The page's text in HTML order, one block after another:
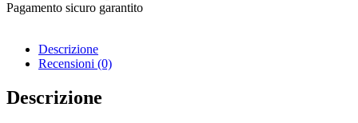
Pagamento sicuro garantito​
Descrizione
Recensioni (0)
Descrizione